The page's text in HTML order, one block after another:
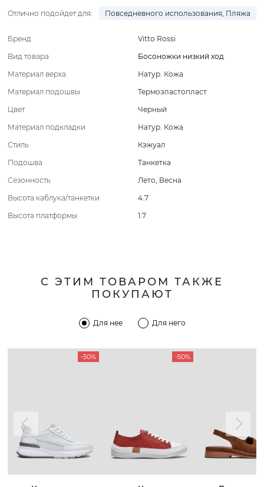
Отлично подойдет для: Повседневного использования, Пляжа
Бренд
Vitto Rossi
Вид товара
Босоножки низкий ход
Материал верха
Натур. Кожа
Материал подошвы
Термоэластопласт
Цвет
Черный
Материал подкладки
Натур. Кожа
Стиль
Кэжуал
Подошва
Танкетка
Сезонность
Лето, Весна
Высота каблука/танкетки
4.7
Высота платформы
1.7
С ЭТИМ ТОВАРОМ ТАКЖЕ
ПОКУПАЮТ
Для нее Для него
-50% -50%